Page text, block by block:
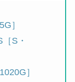
］
S・
］